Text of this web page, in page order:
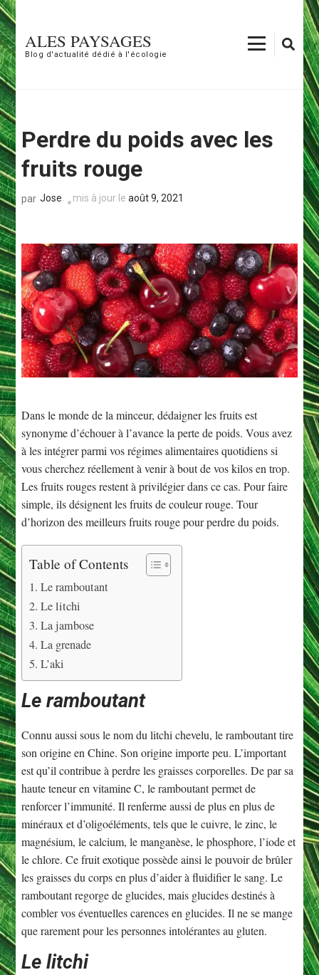
Aller
au
contenu
(Pressez
Entrée)
ALES PAYSAGES
Blog d'actualité dédié à l'écologie
Perdre du poids avec les
fruits rouge
par Jose mis à jour leaoût 9, 2021
Dans le monde de la minceur, dédaigner les fruits est
synonyme d’échouer à l’avance la perte de poids. Vous avez
à les intégrer parmi vos régimes alimentaires quotidiens si
vous cherchez réellement à venir à bout de vos kilos en trop.
Les fruits rouges restent à privilégier dans ce cas. Pour faire
simple, ils désignent les fruits de couleur rouge. Tour
d’horizon des meilleurs fruits rouge pour perdre du poids.
Table of Contents
Le ramboutant
Le litchi
La jambose
La grenade
L’aki
Le ramboutant
Connu aussi sous le nom du litchi chevelu, le ramboutant tire
son origine en Chine. Son origine importe peu. L’important
est qu’il contribue à perdre les graisses corporelles. De par sa
haute teneur en vitamine C, le ramboutant permet de
renforcer l’immunité. Il renferme aussi de plus en plus de
minéraux et d’oligoéléments, tels que le cuivre, le zinc, le
magnésium, le calcium, le manganèse, le phosphore, l’iode et
le chlore. Ce fruit exotique possède ainsi le pouvoir de brûler
les graisses du corps en plus d’aider à fluidifier le sang. Le
ramboutant regorge de glucides, mais glucides destinés à
combler vos éventuelles carences en glucides. Il ne se mange
que rarement pour les personnes intolérantes au gluten.
Le litchi